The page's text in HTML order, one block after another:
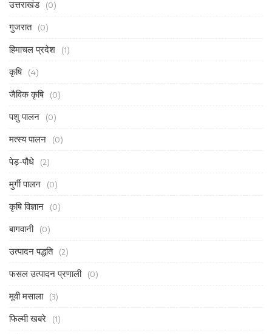
उत्तराखंड (0)
गुजरात (0)
हिमाचल प्रदेश (1)
कृषि (4)
जैविक कृषि (0)
पशु पालन (0)
मत्स्य पालन (0)
पेड़-पौधे (2)
मुर्गी पालन (0)
कृषि विज्ञान (0)
बागवानी (0)
उत्पादन पद्धति (2)
फसल उत्पादन प्रणाली (0)
मूवी मसाला (3)
फिल्मी खबरे (1)